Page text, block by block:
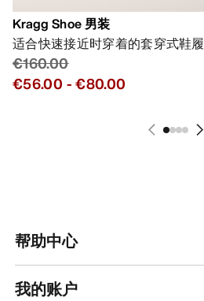
Kragg Shoe 男装
适合快速接近时穿着的套穿式鞋履
€160.00
€56.00 -€80.00
帮助中心
我的账户